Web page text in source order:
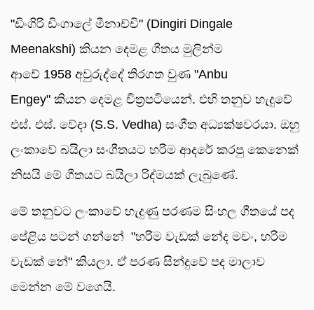
"ඩිංගිරි ඩිංගාලේ මීනාච්චි" (Dingiri Dingale
Meenakshi) කියන දෙමළ ගීතය මුලින්ම
ආවේ 1958 අවුරුද්දේ තිරගත වුණ "Anbu
Engey" කියන දෙමළ චිත්‍රපටියෙන්. එහි තනුව හැදුවේ
එස්. එස්. වේදා (S.S. Vedha) සංගීත අධ්‍යක්ෂවරයා. ඔහු
ලංකාවේ බයිලා සංගීතයට හරිම ආදරේ කරපු කෙනෙක්
නිසයි මේ ගීතයට බයිලා රිද්මයක් ලැබුණේ.
මේ තනුවට ලංකාවේ හැදුණු පරණම සිංහල ගීතයේ පද
පේළිය පටන් ගන්නේ "හරිම වැඩක් නේද මචං, හරිම
වැඩක් නේ" කියලා. ඒ පරණ සින්දුවේ පද මාලාව
මෙන්න මේ වගෙයි.